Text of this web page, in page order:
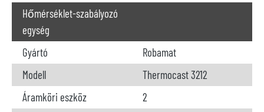
Hőmérséklet-szabályozó
egység
Gyártó
Robamat
Modell
Thermocast 3212
Áramköri eszköz
2